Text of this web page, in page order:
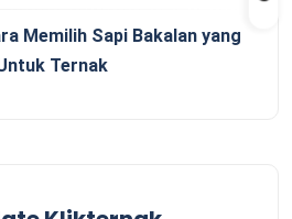
Memilih Sapi Bakalan yang
Ternak